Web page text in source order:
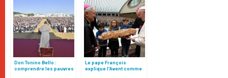
Don Tonino Bello :
comprendre les pauvres
Le pape François
explique l’Avent comme